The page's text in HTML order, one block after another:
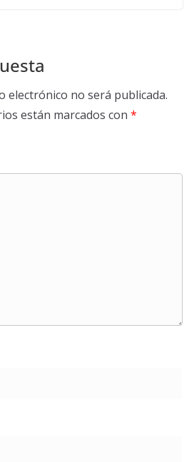
electrónico no será publicada.
están marcados con *